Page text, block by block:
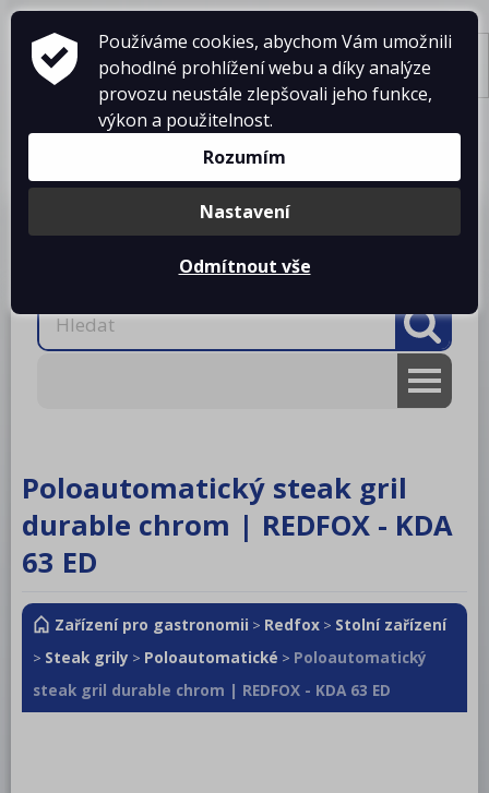
Košík je prázdný
O firmě
Projekty kuchyní
Ke stažení
RM LOTUS 600
RM LOTUS 700
Roboty, příprava masa a zeleniny
Pizza program
Konvektomaty
Poloautomatický steak gril
durable chrom | REDFOX - KDA
63 ED
Zařízení pro gastronomii > Redfox > Stolní zařízení
> Steak grily > Poloautomatické > Poloautomatický
steak gril durable chrom | REDFOX - KDA 63 ED
Používáme cookies, abychom Vám umožnili
pohodlné prohlížení webu a díky analýze
provozu neustále zlepšovali jeho funkce,
výkon a použitelnost.
Rozumím
Nastavení
Odmítnout vše